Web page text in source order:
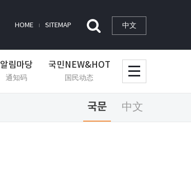
HOME SITEMAP 中文
알림마당
通知码
국민NEW&HOT
国民动态
국문 中文